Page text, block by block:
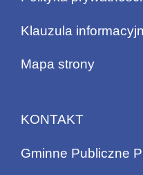
Klauzula
Mapa strony
KONTAKT
Gminne Publiczne